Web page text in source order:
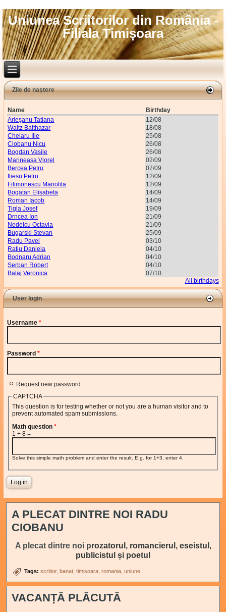
Uniunea Scriitorilor din România -
Filiala Timișoara
Zile de naștere
Name
Birthday
Arieşanu Tatiana
12/08
Waitz Balthazar
18/08
Chelaru Ilie
25/08
Ciobanu Nicu
26/08
Bogdan Vasile
26/08
Marineasa Viorel
02/09
Bercea Petru
07/09
Iliesu Petru
12/09
Filimonescu Manolita
12/09
Bogatan Elisabeta
14/09
Roman Iacob
14/09
Tigla Josef
19/09
Drncea Ion
21/09
Nedelcu Octavia
21/09
Bugarski Stevan
25/09
Radu Pavel
03/10
Ratiu Daniela
04/10
Bodnaru Adrian
04/10
Serban Robert
04/10
Balaj Veronica
07/10
All birthdays
User login
Username*
Password*
Request new password
CAPTCHA
This question is for testing whether or not you are a human visitor and to
prevent automated spam submissions.
Math question*
1 + 8 =
Solve this simple math problem and enter the result. E.g. for 1+3, enter 4.
A PLECAT DINTRE NOI RADU
CIOBANU
A plecat dintre noi prozatorul, romancierul, eseistul,
publicistul și poetul
Tags:scriitor banat timisoara romania uniune
VACANȚĂ PLĂCUTĂ